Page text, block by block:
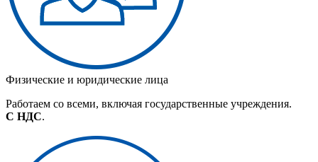
Физические и юридические лица
Работаем со всеми, включая государственные учреждения.
С НДС.